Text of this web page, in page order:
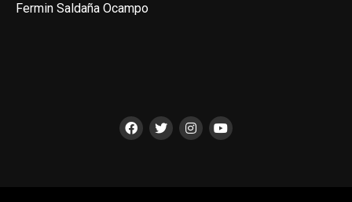
Fermin Saldaña Ocampo